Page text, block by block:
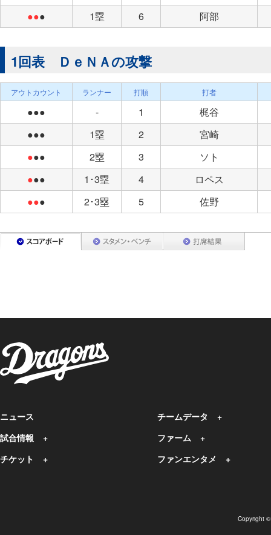
●●● 1塁 6 阿部
1回表 ＤｅＮＡの攻撃
アウトカウント ランナー 打順 打者
●●● - 1
梶谷
●●●
1塁 2
宮崎
●●● 2塁 3
ソト
●●● 1･3塁 4
ロペス
●●● 2･3塁 5 佐野
ニュース
試合情報
チケット
チームデータ
ファーム
ファンエンタメ
Copyright